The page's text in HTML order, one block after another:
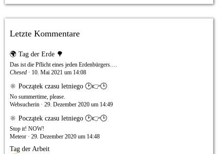
Letzte Kommentare
🌍 Tag der Erde 🌳
Das ist die Pflicht eines jeden Erdenbürgers.…
Chesed
10. Mai 2021 um 14:08
🔆 Początek czasu letniego 🕑👉🕒
No summertime, please.
Websucherin
29. Dezember 2020 um 14:49
🔆 Początek czasu letniego 🕑👉🕒
Stop it! NOW!
Meteor
29. Dezember 2020 um 14:48
Tag der Arbeit